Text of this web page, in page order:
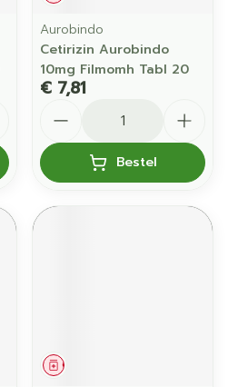
Aurobindo
Cetirizin Aurobindo
10mg Filmomh Tabl 20
€ 7,81
Bestel
Geneesmiddel